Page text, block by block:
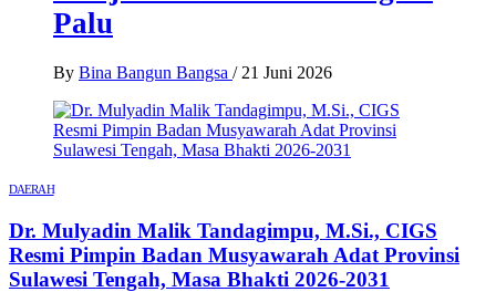
Palu
By Bina Bangun Bangsa / 21 Juni 2026
DAERAH
Dr. Mulyadin Malik Tandagimpu, M.Si., CIGS
Resmi Pimpin Badan Musyawarah Adat Provinsi
Sulawesi Tengah, Masa Bhakti 2026-2031